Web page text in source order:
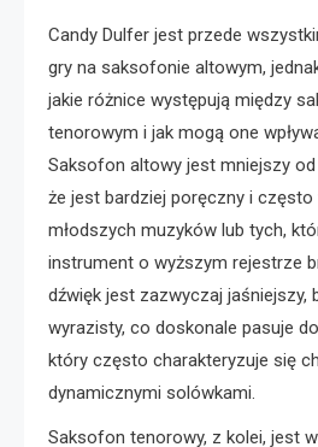
Candy Dulfer jest przede
gry na saksofonie altowym,
jakie różnice występują między
tenorowym i jak mogą one
Saksofon altowy jest mniejszy
że jest bardziej poręczny i często
młodszych muzyków lub tych,
instrument o wyższym rejestrze
dźwięk jest zazwyczaj jaśniejszy,
wyrazisty, co doskonale pasuje
który często charakteryzuje się
dynamicznymi solówkami.
Saksofon tenorowy, z kolei, jest